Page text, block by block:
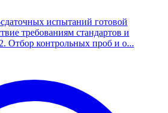
испытаний готовой
требованиям стандартов и
Отбор контрольных проб и о...